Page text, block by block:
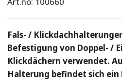
Fals- /
Befestigung von Doppel- /
Klickdächern verwendet.
Halterung befindet sich